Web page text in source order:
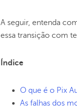
A seguir, entenda
essa transição com
Índice
O que é o Pix
As falhas dos